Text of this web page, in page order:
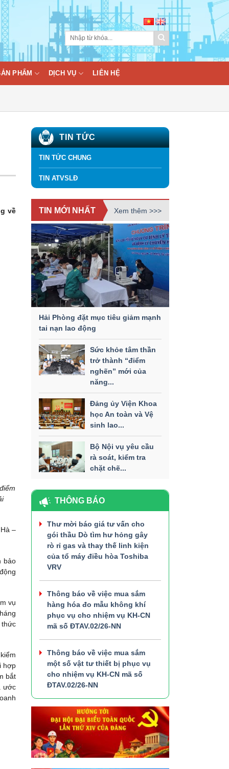
PHẨM DỊCH VỤ LIÊN HỆ
về
–
bảo
vụ
hợp
bắt
ước
TIN TỨC
TIN TỨC CHUNG
TIN ATVSLĐ
TIN MỚI NHẤT Xem thêm >>>
Hải Phòng đặt mục tiêu giảm mạnh
tai nạn lao động
Sức khỏe tâm thần
trở thành “điểm
nghẽn” mới của
năng...
Đảng ủy Viện Khoa
học An toàn và Vệ
sinh lao...
Bộ Nội vụ yêu cầu
rà soát, kiểm tra
chặt chẽ...
THÔNG BÁO
Thư mời báo giá tư vấn cho
gói thầu Dò tìm hư hỏng gây
rò rỉ gas và thay thế linh kiện
của tổ máy điều hòa Toshiba
VRV
Thông báo về việc mua sắm
hàng hóa đo mẫu không khí
phục vụ cho nhiệm vụ KH-CN
mã số ĐTAV.02/26-NN
Thông báo về việc mua sắm
một số vật tư thiết bị phục vụ
cho nhiệm vụ KH-CN mã số
ĐTAV.02/26-NN